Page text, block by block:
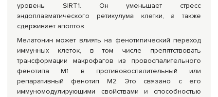
уровень SIRT1. Он уменьшает стресс
эндоплазматического ретикулума клетки, а также
сдерживает апоптоз.
Мелатонин может влиять на фенотипический переход
иммунных клеток, в том числе препятствовать
трансформации макрофагов из провоспалительного
фенотипа M1 в противовоспалительный или
репаративный фенотип M2. Это связано с его
иммуномодулирующими свойствами и способностью